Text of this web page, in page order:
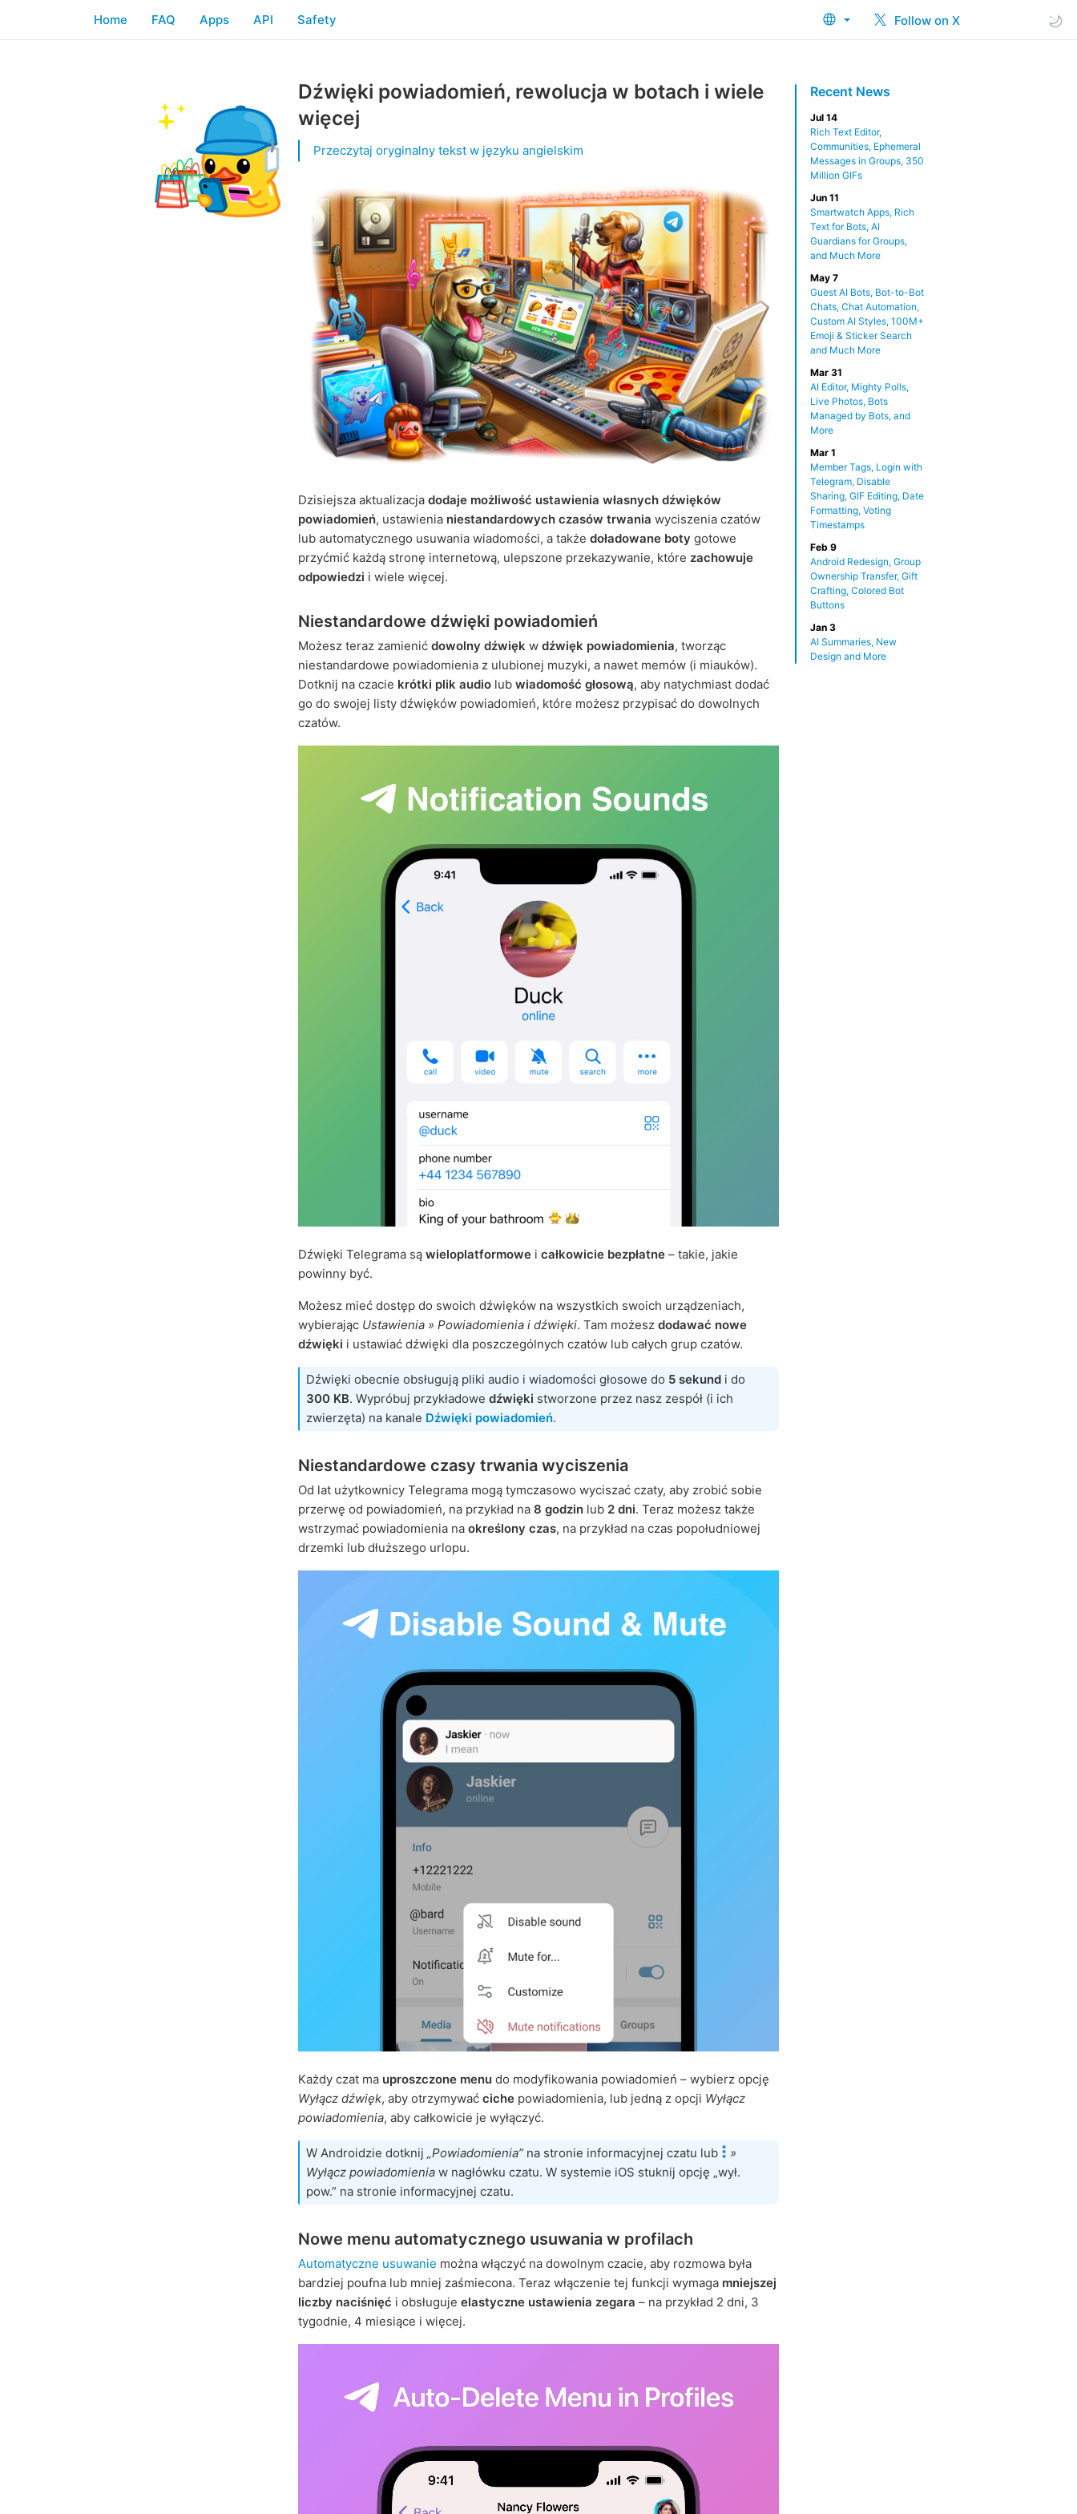
Follow on X
Home FAQ Apps API Safety
Recent News
Jul 14
Rich Text Editor,
Communities, Ephemeral
Messages in Groups, 350
Million GIFs
Jun 11
Smartwatch Apps, Rich
Text for Bots, AI
Guardians for Groups,
and Much More
May 7
Guest AI Bots, Bot-to-Bot
Chats, Chat Automation,
Custom AI Styles, 100M+
Emoji & Sticker Search
and Much More
Mar 31
AI Editor, Mighty Polls,
Live Photos, Bots
Managed by Bots, and
More
Mar 1
Member Tags, Login with
Telegram, Disable
Sharing, GIF Editing, Date
Formatting, Voting
Timestamps
Feb 9
Android Redesign, Group
Ownership Transfer, Gift
Crafting, Colored Bot
Buttons
Jan 3
AI Summaries, New
Design and More
Dźwięki powiadomień, rewolucja w botach i wiele
więcej
Przeczytaj oryginalny tekst w języku angielskim
Dzisiejsza aktualizacja dodaje możliwość ustawienia własnych dźwięków
powiadomień, ustawienia niestandardowych czasów trwania wyciszenia czatów
lub automatycznego usuwania wiadomości, a także doładowane boty gotowe
przyćmić każdą stronę internetową, ulepszone przekazywanie, które zachowuje
odpowiedzi i wiele więcej.
Niestandardowe dźwięki powiadomień
Możesz teraz zamienić dowolny dźwięk w dźwięk powiadomienia, tworząc
niestandardowe powiadomienia z ulubionej muzyki, a nawet memów (i miauków).
Dotknij na czacie krótki plik audio lub wiadomość głosową, aby natychmiast dodać
go do swojej listy dźwięków powiadomień, które możesz przypisać do dowolnych
czatów.
Dźwięki Telegrama są wieloplatformowe i całkowicie bezpłatne – takie, jakie
powinny być.
Możesz mieć dostęp do swoich dźwięków na wszystkich swoich urządzeniach,
wybierając Ustawienia » Powiadomienia i dźwięki. Tam możesz dodawać nowe
dźwięki i ustawiać dźwięki dla poszczególnych czatów lub całych grup czatów.
Dźwięki obecnie obsługują pliki audio i wiadomości głosowe do 5 sekund i do
300 KB. Wypróbuj przykładowe dźwięki stworzone przez nasz zespół (i ich
zwierzęta) na kanale Dźwięki powiadomień.
Niestandardowe czasy trwania wyciszenia
Od lat użytkownicy Telegrama mogą tymczasowo wyciszać czaty, aby zrobić sobie
przerwę od powiadomień, na przykład na 8 godzin lub 2 dni. Teraz możesz także
wstrzymać powiadomienia na określony czas, na przykład na czas popołudniowej
drzemki lub dłuższego urlopu.
Każdy czat ma uproszczone menu do modyfikowania powiadomień – wybierz opcję
Wyłącz dźwięk, aby otrzymywać ciche powiadomienia, lub jedną z opcji Wyłącz
powiadomienia, aby całkowicie je wyłączyć.
W Androidzie dotknij „Powiadomienia” na stronie informacyjnej czatu lub
»
Wyłącz powiadomienia w nagłówku czatu. W systemie iOS stuknij opcję „wył.
pow.” na stronie informacyjnej czatu.
Nowe menu automatycznego usuwania w profilach
Automatyczne usuwanie można włączyć na dowolnym czacie, aby rozmowa była
bardziej poufna lub mniej zaśmiecona. Teraz włączenie tej funkcji wymaga mniejszej
liczby naciśnięć i obsługuje elastyczne ustawienia zegara – na przykład 2 dni, 3
tygodnie, 4 miesiące i więcej.